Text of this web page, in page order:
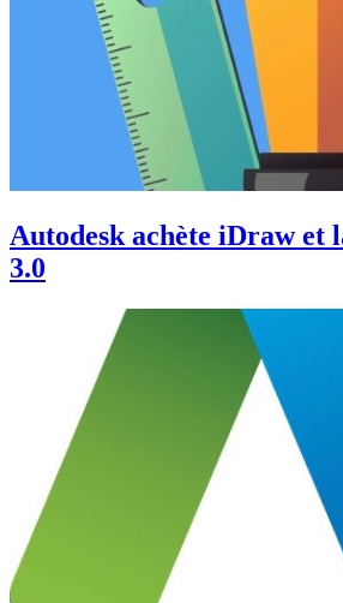
Autodesk achète iDraw et
3.0